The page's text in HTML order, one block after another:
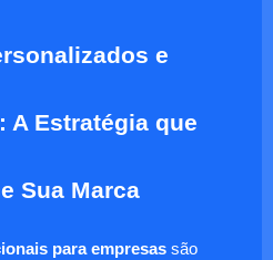
e
A Estratégia que
Sua Marca
para empresas são